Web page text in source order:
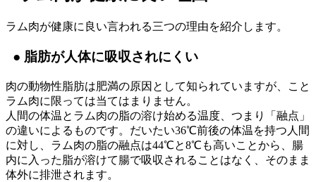
ラム肉が健康に良い言われる三つの理由を紹介します。
● 脂肪が人体に吸収されにくい
肉の動物性脂肪は肥満の原因として知られていますが、こと
ラム肉に限っては当てはまりません。
人間の体温とラム肉の脂の溶け始める温度、つまり「融点」
の違いによるものです。だいたい36℃前後の体温を持つ人間
に対し、ラム肉の脂の融点は44℃と8℃も高いことから、腸
内に入った脂が溶けて腸で吸収されることはなく、そのまま
体外に排泄されます。